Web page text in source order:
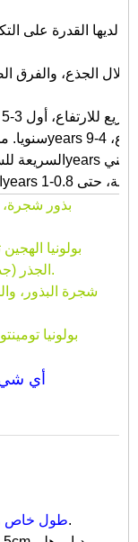
الجذر (جذر قطع & أمبير؛ جدعة)، الشتلات الشباب.
بولونيا
أي
طول خاصهو مقبول، ولكن لأجل الاحتياط فقط.